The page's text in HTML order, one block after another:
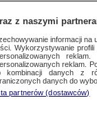
z naszymi
informacji na
Wykorzystywanie
reklam.
kombinacji danych z
danych do
partnerów (dostawców)